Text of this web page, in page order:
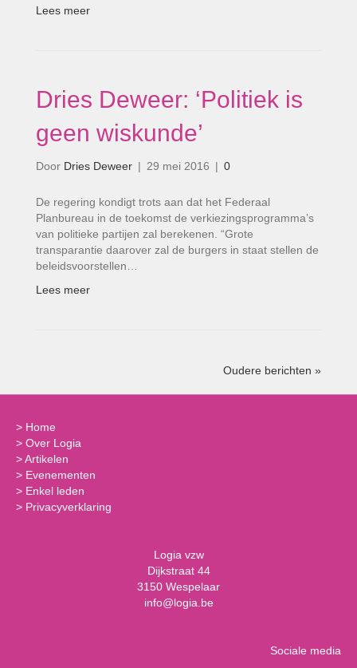
Lees meer
Dries Deweer: ‘Politiek is
geen wiskunde’
Door Dries Deweer | 29 mei 2016 | 0
De regering kondigt trots aan dat het Federaal
Planbureau in de toekomst de verkiezingsprogramma’s
van politieke partijen zal berekenen. “Grote
transparantie daarover zal de burgers in staat stellen de
beleidsvoorstellen…
Lees meer
Oudere berichten »
> Home
> Over Logia
>Artikelen
> Evenementen
> Enkel leden
> Privacyverklaring
Logia vzw
Dijkstraat 44
3150 Wespelaar
info@logia.be
Sociale media